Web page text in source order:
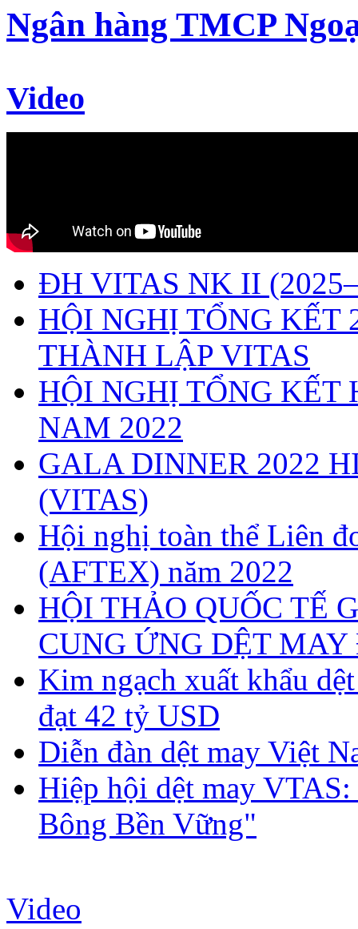
Ngân hàng TMCP
Video
ĐH VITAS NK II
HỘI NGHỊ TỔNG
THÀNH LẬP VITAS
HỘI NGHỊ TỔNG KẾT
NAM 2022
GALA DINNER 2022
(VITAS)
Hội nghị toàn thể Liên
(AFTEX) năm 2022
HỘI THẢO QUỐC TẾ
CUNG ỨNG DỆT
Kim ngạch xuất khẩu
đạt 42 tỷ USD
Diễn đàn dệt may Việt
Hiệp hội dệt may
Bông Bền Vững"
Video